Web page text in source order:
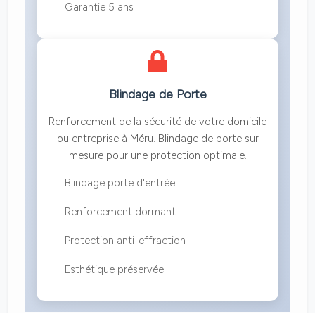
Garantie 5 ans
Blindage de Porte
Renforcement de la sécurité de votre domicile
ou entreprise à Méru. Blindage de porte sur
mesure pour une protection optimale.
Blindage porte d'entrée
Renforcement dormant
Protection anti-effraction
Esthétique préservée